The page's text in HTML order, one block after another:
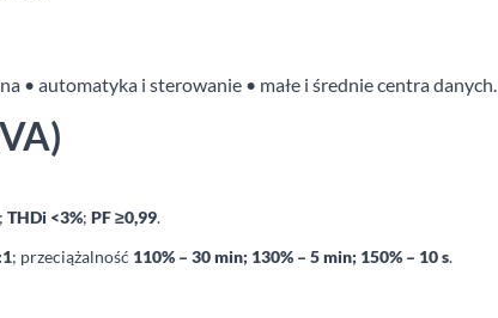
• automatyka i sterowanie • małe i średnie centra danych.
; THDi <3%; PF ≥0,99.
; przeciążalność 110% – 30 min; 130% – 5 min; 150% – 10 s.